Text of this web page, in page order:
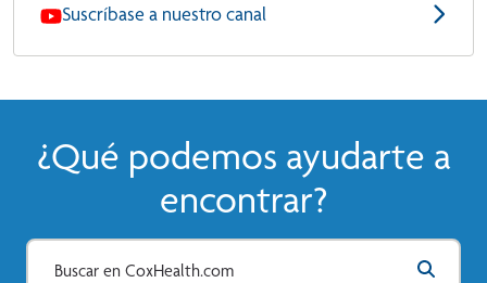
Suscríbase a nuestro canal
¿Qué podemos ayudarte a
encontrar?